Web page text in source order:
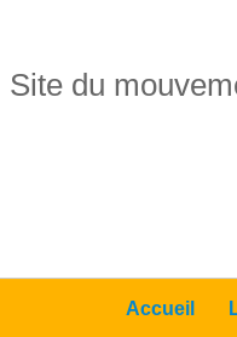
Site du
Accueil